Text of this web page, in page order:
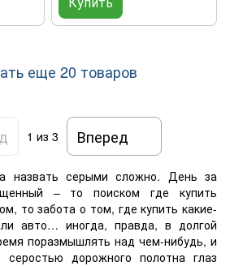
еще 20 товаров
1 из 3 Вперед
назвать серыми сложно. День за
– то поиском где купить
то забота о том, где купить какие-
авто… иногда, правда, в долгой
поразмышлять над чем-нибудь, и
серостью дорожного полотна глаз